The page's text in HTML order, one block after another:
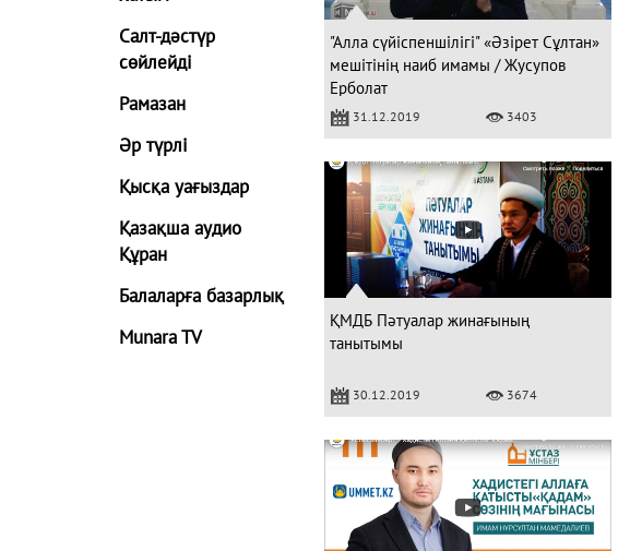
Салт-дәстүр
сөйлейді
Рамазан
Әр түрлі
Қысқа уағыздар
Қазақша аудио
Құран
Балаларға базарлық
Munara TV
"Алла сүйіспеншілігі" «Әзірет Сұлтан»
мешітінің наиб имамы / Жусупов
Ерболат
31.12.2019 3403
ҚМДБ Пәтуалар жинағының
танытымы
30.12.2019 3674